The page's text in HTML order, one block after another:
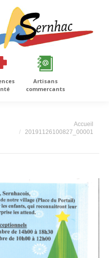
Artisans
commercants
êtes ici :
Accueil
20191126100827_00001